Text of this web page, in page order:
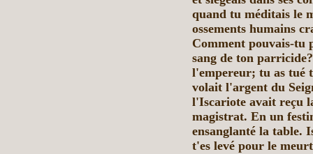
quand tu méditais le
ossements humains
Comment pouvais-tu
sang de ton
l'empereur; tu as tué
volait l'argent du
l'Iscariote avait reçu
magistrat. En un
ensanglanté la table.
t'es levé pour le